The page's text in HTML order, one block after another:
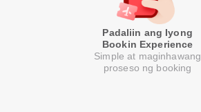
Padaliin ang Iyong
Bookin Experience
Simple at maginhawang
proseso ng booking